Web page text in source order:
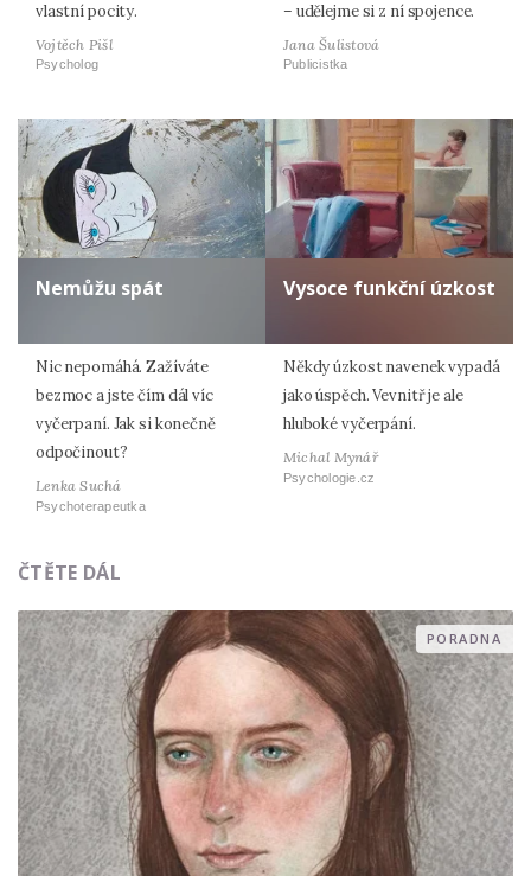
vlastní pocity.
Vojtěch Pišl
Psycholog
– udělejme si z ní spojence.
Jana Šulistová
Publicistka
Nemůžu spát
Nic nepomáhá. Zažíváte
bezmoc a jste čím dál víc
vyčerpaní. Jak si konečně
odpočinout?
Lenka Suchá
Psychoterapeutka
Vysoce funkční úzkost
Někdy úzkost navenek vypadá
jako úspěch. Vevnitř je ale
hluboké vyčerpání.
Michal Mynář
Psychologie.cz
ČTĚTE DÁL
PORADNA